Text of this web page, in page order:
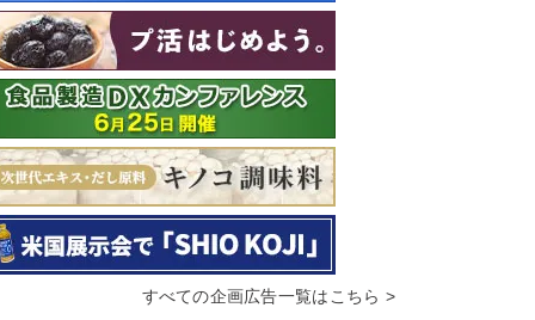
すべての企画広告一覧はこちら >